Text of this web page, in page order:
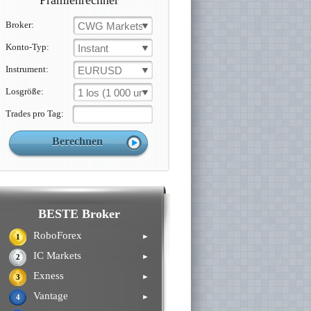
Broker: CWG Markets
Konto-Typ: Instant
Instrument: EURUSD
Losgröße: 1 los (1 000 un.)
Trades pro Tag:
BESTE Broker
1 RoboForex ►
2 IC Markets ►
3 Exness ►
4 Vantage ►